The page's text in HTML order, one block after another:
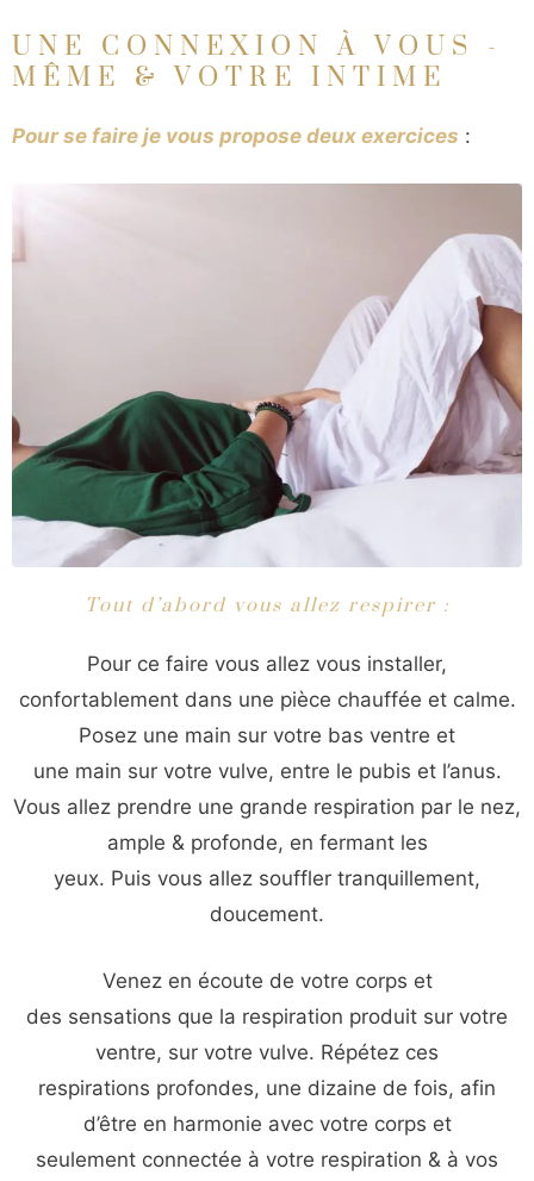
UNE CONNEXION À VOUS -
MÊME & VOTRE INTIME
Pour se faire je vous propose deux exercices :
Tout d’abord vous allez respirer :
Pour ce faire vous allez vous installer,
confortablement dans une pièce chauffée et calme.
Posez une main sur votre bas ventre et
une main sur votre vulve, entre le pubis et l’anus.
Vous allez prendre une grande respiration par le nez,
ample & profonde, en fermant les
yeux. Puis vous allez souffler tranquillement,
doucement.
Venez en écoute de votre corps et
des sensations que la respiration produit sur votre
ventre, sur votre vulve. Répétez ces
respirations profondes, une dizaine de fois, afin
d’être en harmonie avec votre corps et
seulement connectée à votre respiration & à vos